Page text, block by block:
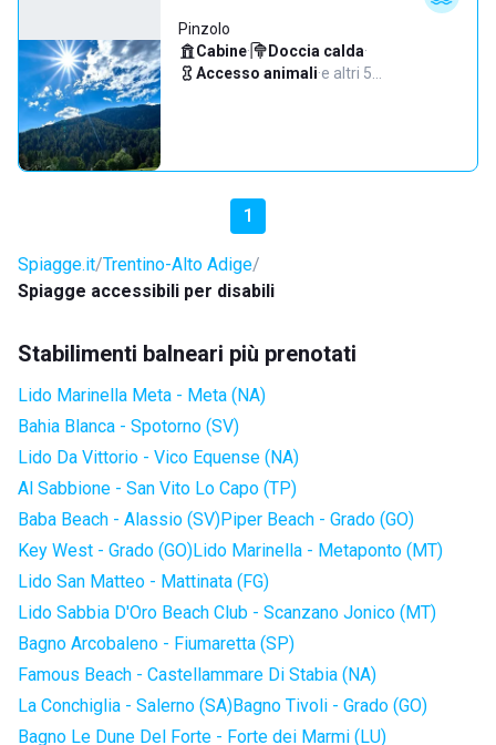
Pinzolo
Cabine· Doccia calda·
Accesso animali·e altri 5…
1
Spiagge.it Trentino-Alto Adige
Spiagge accessibili per disabili
Stabilimenti balneari più prenotati
Lido Marinella Meta - Meta (NA)
Bahia Blanca - Spotorno (SV)
Lido Da Vittorio - Vico Equense (NA)
Al Sabbione - San Vito Lo Capo (TP)
Baba Beach - Alassio (SV)Piper Beach - Grado (GO)
Key West - Grado (GO)Lido Marinella - Metaponto (MT)
Lido San Matteo - Mattinata (FG)
Lido Sabbia D'Oro Beach Club - Scanzano Jonico (MT)
Bagno Arcobaleno - Fiumaretta (SP)
Famous Beach - Castellammare Di Stabia (NA)
La Conchiglia - Salerno (SA)Bagno Tivoli - Grado (GO)
Bagno Le Dune Del Forte - Forte dei Marmi (LU)